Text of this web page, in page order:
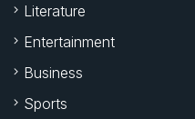
Literature
Entertainment
Business
Sports